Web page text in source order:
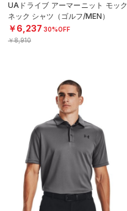
UAドライブ アーマーニット モック
ネック シャツ（ゴルフ/MEN）
￥6,237 30%OFF
￥8,910